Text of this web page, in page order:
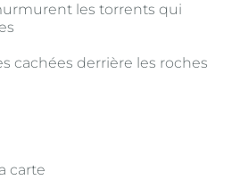
les torrents qui
cachées derrière les roches
carte